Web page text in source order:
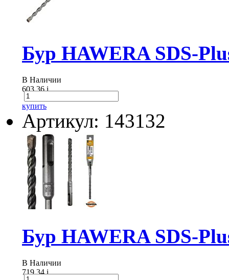
Бур HAWERA SDS-
В Наличии
603.36i
купить
Артикул: 143132
Бур HAWERA SDS-
В Наличии
719.34i